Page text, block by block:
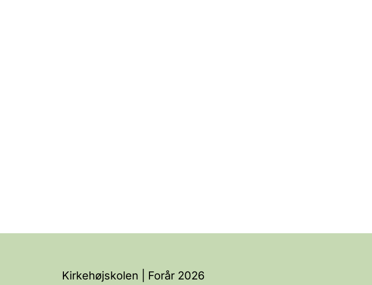
Kirkehøjskolen | Forår 2026